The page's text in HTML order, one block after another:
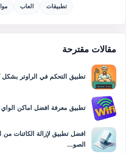
تطبيقات العاب
مقالات مقترحة
تطبيق التحكم في الراوتر بشكل
تطبيق معرفة افضل اماكن
افضل تطبيق لإزالة الكائنات
الصو...